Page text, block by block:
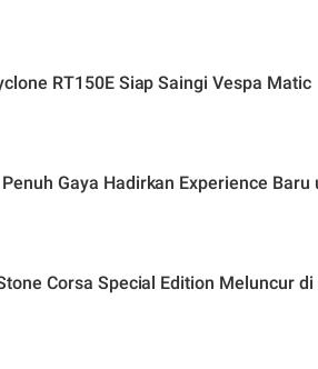
RT150E Siap Saingi Vespa Matic
Gaya Hadirkan Experience
Corsa Special Edition Meluncur